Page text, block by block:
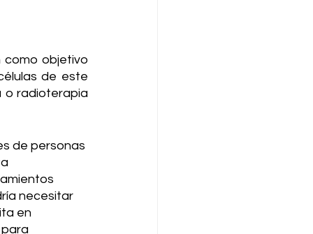
como objetivo
de este
o radioterapia
de personas
necesitar
en